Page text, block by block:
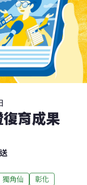
育成果
獨角仙
彰化